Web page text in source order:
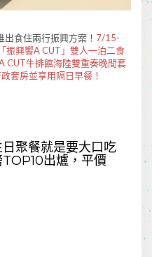
食住兩行振興方案！ 7/15-
振興饗A CUT」雙人一泊二食
CUT牛排館海陸雙重奏晚間套
套房並享用隔日早餐！
聚餐就是要大口吃
出爐，平價